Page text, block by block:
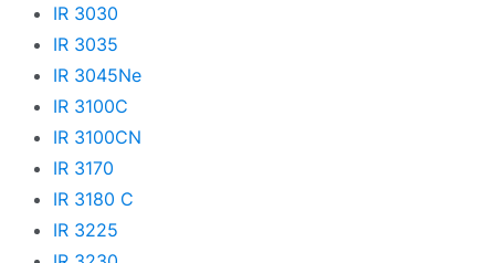
IR 3030
IR 3035
IR 3045Ne
IR 3100C
IR 3100CN
IR 3170
IR 3180 C
IR 3225